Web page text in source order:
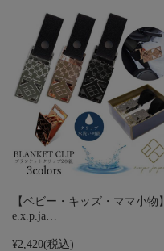
【ベビー・キッズ・ママ小物】
e.x.p.ja…
¥2,420(税込)